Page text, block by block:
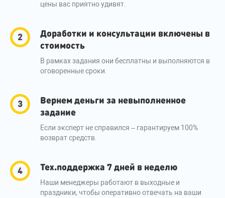
цены вас приятно удивят.
Доработки и консультации включены в
стоимость
В рамках задания они бесплатны и выполняются в
оговоренные сроки.
Вернем деньги за невыполненное
задание
Если эксперт не справился – гарантируем 100%
возврат средств.
Тех.поддержка 7 дней в неделю
Наши менеджеры работают в выходные и
праздники, чтобы оперативно отвечать на ваши